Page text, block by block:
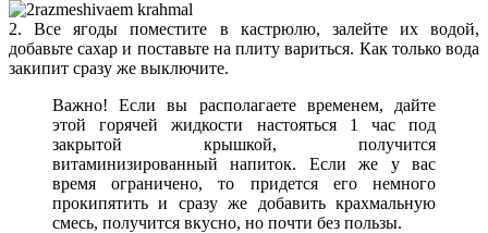
2. Все ягоды поместите в кастрюлю, залейте их водой,
добавьте сахар и поставьте на плиту вариться. Как только вода
закипит сразу же выключите.
Важно! Если вы располагаете временем, дайте
этой горячей жидкости настояться 1 час под
закрытой крышкой, получится
витаминизированный напиток. Если же у вас
время ограничено, то придется его немного
прокипятить и сразу же добавить крахмальную
смесь, получится вкусно, но почти без пользы.